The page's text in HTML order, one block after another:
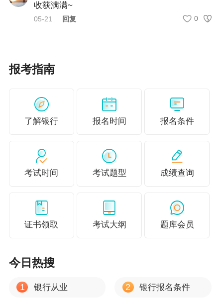
2、报名失败原因
根据考试要求，所上传的照片要求如下：
1、该照片将与考生入场采集照片进行比对，并应用于准考
2、上传照片需为JPG或JPEG格式
4、请勿上传过度修饰或美化的照片
收获满满~
05-21 回复 0
报考指南
了解银行 报名时间 报名条件
考试时间 考试题型 成绩查询
证书领取 考试大纲 题库会员
今日热搜
1 银行从业 2 银行报名条件